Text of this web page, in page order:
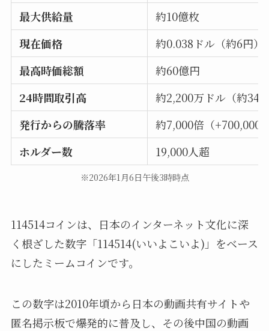
最大供給量
約10億枚
現在価格
約0.038ドル（約6円）
最高時価総額
約60億円
24時間取引高
約2,200万ドル（約34
発行からの騰落率
約7,000倍（
ホルダー数
19,000人超
※2026年1月6日午後3時時点
114514コインは、日本のインターネット文化に深
く根ざした数字「114514(いいよこいよ)」をベース
にしたミームコインです。
この数字は2010年頃から日本の動画共有サイトや
匿名掲示板で爆発的に普及し、その後中国の動画